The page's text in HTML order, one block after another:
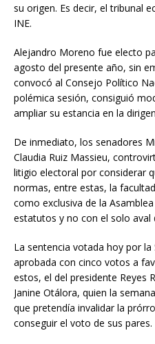
su origen. Es decir, el tribunal
INE.
Alejandro Moreno fue electo
agosto del presente año, sin
convocó al Consejo Político
polémica sesión, consiguió
ampliar su estancia en la
De inmediato, los senadores
Claudia Ruiz Massieu,
litigio electoral por considerar
normas, entre estas, la
como exclusiva de la
estatutos y no con el solo aval
La sentencia votada hoy por la
aprobada con cinco votos a
estos, el del presidente Reyes
Janine Otálora, quien la
que pretendía invalidar la
conseguir el voto de sus pares.